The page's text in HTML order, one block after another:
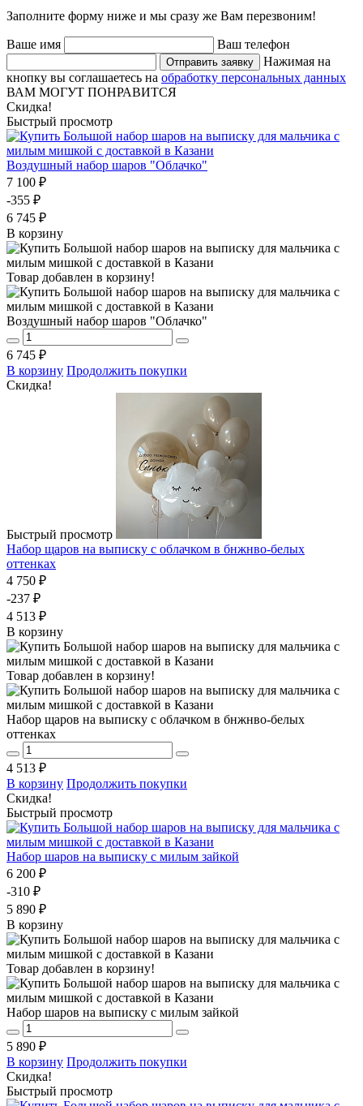
Заполните форму ниже и мы сразу же Вам перезвоним!
Ваше имя Ваш телефон
Отправить заявку
Нажимая на
кнопку вы соглашаетесь на обработку персональных данных
ВАМ МОГУТ ПОНРАВИТСЯ
Скидка!
Быстрый просмотр
Воздушный набор шаров "Облачко"
7 100 ₽
-355 ₽
6 745 ₽
В корзину
Товар добавлен в корзину!
Воздушный набор шаров "Облачко"
6 745 ₽
В корзину Продолжить покупки
Скидка!
Быстрый просмотр
Набор щаров на выписку с облачком в бнжнво-белых
оттенках
4 750 ₽
-237 ₽
4 513 ₽
В корзину
Товар добавлен в корзину!
Набор щаров на выписку с облачком в бнжнво-белых
оттенках
4 513 ₽
В корзину Продолжить покупки
Скидка!
Быстрый просмотр
Набор шаров на выписку с милым зайкой
6 200 ₽
-310 ₽
5 890 ₽
В корзину
Товар добавлен в корзину!
Набор шаров на выписку с милым зайкой
5 890 ₽
В корзину Продолжить покупки
Скидка!
Быстрый просмотр